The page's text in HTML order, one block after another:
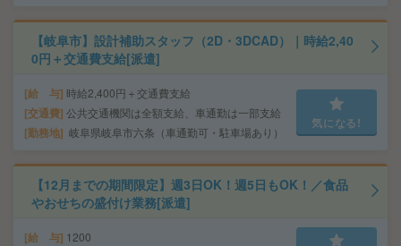
【岐阜市】設計補助スタッフ（2D・3DCAD）｜時給2,40
0円＋交通費支給[派遣]
給 与 時給2,400円＋交通費支給
交通費 公共交通機関は全額支給、車通勤は一部支給
勤務地 岐阜県岐阜市六条（車通勤可・駐車場あり）
気になる!
【12月までの期間限定】週3日OK！週5日もOK！／食品
やおせちの盛付け業務[派遣]
給 与 1200